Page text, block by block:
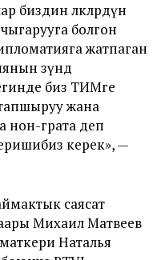
биздин өлкөлөрдүн
болгон
жатпаган
өзүндө
биз ТИМге
жана
нон-грата деп
керек», —
саясат
Михаил Матвеев
Наталья